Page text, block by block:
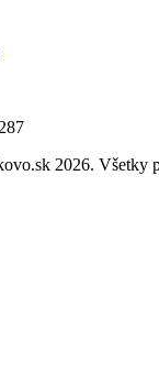
2026. Všetky